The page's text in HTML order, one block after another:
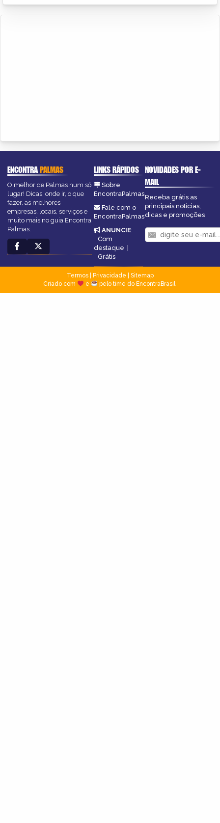
ENCONTRAPALMAS
O melhor de Palmas num só
lugar! Dicas, onde ir, o que
fazer, as melhores
empresas, locais, serviços e
muito mais no guia Encontra
Palmas.
LINKS RÁPIDOS
Sobre
EncontraPalmas
Fale com o
EncontraPalmas
ANUNCIE:
Com
destaque |
Grátis
NOVIDADES POR E-
MAIL
Receba grátis as
principais notícias,
dicas e promoções
Termos| Privacidade
Sitemap
Criado com
e pelo time do EncontraBrasil